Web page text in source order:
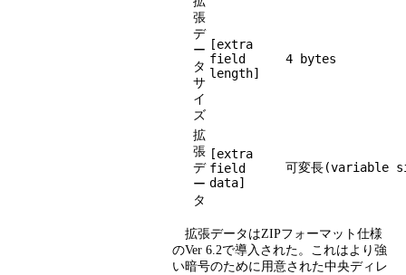
張
デ
ー
タ
サ
イ
ズ
[extra
field
length]
4 bytes
拡
張
デ
ー
タ
[extra
field
data]
可変長(variable
拡張データはZIPフォーマット仕様
のVer 6.2で導入された。これはより強
い暗号のために用意された中央ディレ